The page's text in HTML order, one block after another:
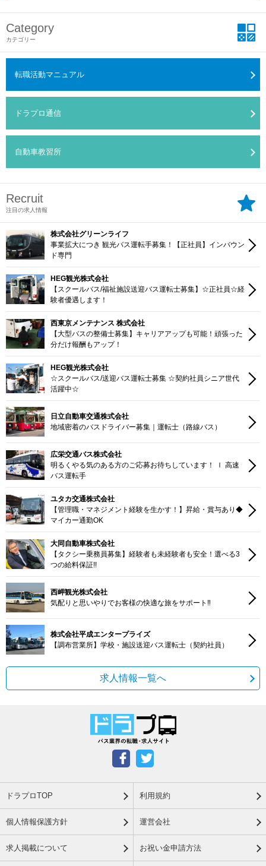
Category
カテゴリー
転職活動マニュアル
ドラプロ通信
自動車教習所
Recruit
注目の求人情報
株式会社グリーンライフ
事業拡大につき 観光バス運転手募集！【正社員】インバウン
ド専門
HEG観光株式会社
【スクールバス/福祉施設送迎バス運転士募集】☆正社員☆経
験者優遇します！
西東京メンテナンス 株式会社
【大型バスの整備士募集】キャリアアップも可能！頑張った
分だけ報酬もアップ！
HEG観光株式会社
☆スクールバス/送迎バス運転士募集 ☆契約社員シニア世代
活躍中☆
日立自動車交通株式会社
地域密着のバスドライバー募集｜運転士（路線バス）
広栄交通バス株式会社
明るくやる気のある方のご応募お待ちしています！ ｌ 高速
バス運転手
ユタカ交通株式会社
【管理職・マネジメント経験を生かす！】昇給・賞与あり◆
マイカー通勤OK
大同自動車株式会社
【タクシー乗務員募集】経験者も未経験者も安全！選べる3
つの給料保証!!
西岬観光株式会社
気配りと思いやりでお客様の快適な旅をサポート‼
株式会社平成エンタープライズ
【調布営業所】学校・施設送迎バス運転士（契約社員）
求人情報一覧へ
ドラプロTOP 利用規約
個人情報保護方針 運営会社
求人掲載について お祝い金申請方法